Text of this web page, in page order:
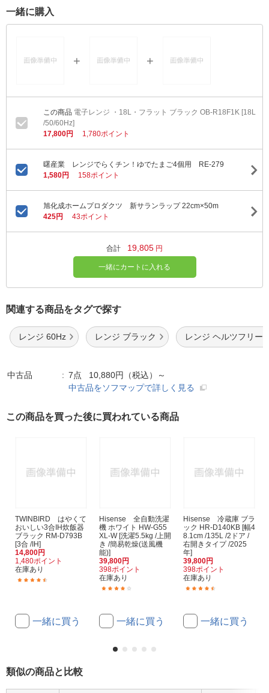
一緒に購入
電子レンジ ・18L・フラット ブラック OB-R18F1K [18L
/50/60Hz]
17,800円
1,780ポイント
曙産業 レンジでらくチン！ゆでたまご4個用 RE-279
1,580円
158ポイント
旭化成ホームプロダクツ 新サランラップ 22cm×50m
425円
43ポイント
合計 19,805 円
一緒にカートに入れる
関連する商品をタグで探す
レンジ 60Hz レンジ ブラック レンジ ヘルツフリー
中古品
7点 10,880円（税込）～
中古品をソフマップで詳しく見る
この商品を買った後に買われている商品
TWINBIRD はやくて
おいしい3合IH炊飯器
ブラック RM-D793B
[3合 /IH]
14,800円
1,480ポイント
在庫あり
一緒に買う
Hisense 全自動洗濯
機 ホワイト HW-G55
XL-W [洗濯5.5kg /上開
き /簡易乾燥(送風機
能)]
39,800円
398ポイント
在庫あり
一緒に買う
Hisense 冷蔵庫 ブラ
ック HR-D140KB [幅4
8.1cm /135L /2ドア /
右開きタイプ /2025
年]
39,800円
398ポイント
在庫あり
一緒に買う
類似の商品と比較